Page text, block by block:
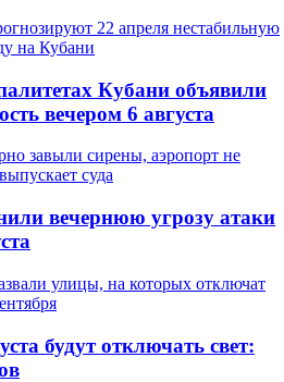
Кубани объявили
вечером 6 августа
вечернюю угрозу атаки
будут отключать свет: